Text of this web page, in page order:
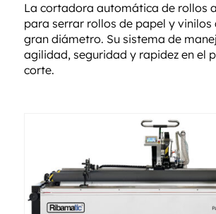
La cortadora automática de rollos
para serrar rollos de papel y vinilos
gran diámetro. Su sistema de
agilidad, seguridad y rapidez en el
corte.